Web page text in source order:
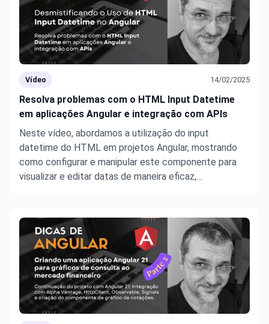
Vídeo 14/02/2025
Resolva problemas com o HTML Input Datetime
em aplicações Angular e integração com APIs
Neste vídeo, abordamos a utilização do input
datetime do HTML em projetos Angular, mostrando
como configurar e manipular este componente para
visualizar e editar datas de maneira eficaz,
problemas clássicos de formatação e ...